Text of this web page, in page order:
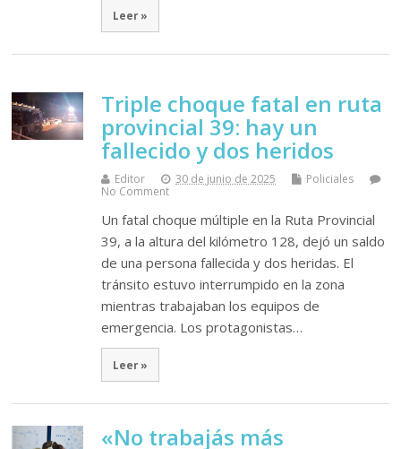
Leer »
Triple choque fatal en ruta
provincial 39: hay un
fallecido y dos heridos
Editor 30 de junio de 2025
Policiales
No Comment
Un fatal choque múltiple en la Ruta Provincial
39, a la altura del kilómetro 128, dejó un saldo
de una persona fallecida y dos heridas. El
tránsito estuvo interrumpido en la zona
mientras trabajaban los equipos de
emergencia. Los protagonistas…
Leer »
«No trabajás más